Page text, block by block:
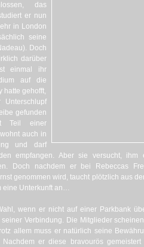
das
er nun
in London
seine
Doch
darüber
einmal ihr
auf die
hatte gehofft,
gefunden
Teil einer
auch in
und darf
empfangen. Aber sie versucht,
Doch nachdem er bei Rebeccas
genommen wird, taucht plötzlich aus
eine Unterkunft an…
wenn er nicht auf einer Parkbank
Verbindung. Die Mitglieder
allem muss er natürlich seine
Nachdem er diese bravourös